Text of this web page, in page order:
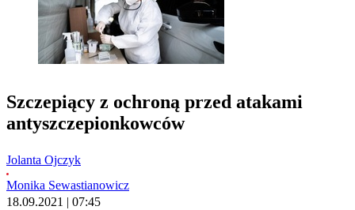
Szczepiący z ochroną przed atakami
antyszczepionkowców
Jolanta Ojczyk
Monika Sewastianowicz
18.09.2021 | 07:45